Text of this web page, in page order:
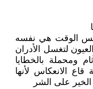
الوقت هي نفسه
لتغسل الأدران
ومحملة بالخطايا
الانعكاس لأنها
على الشر